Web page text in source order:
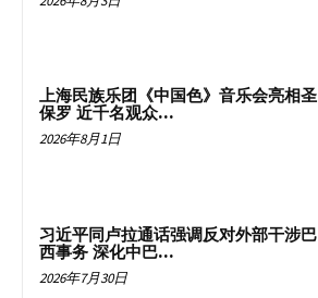
上海民族乐团《中国色》音乐会亮相圣
保罗 近千名观众...
2026年8月1日
习近平同卢拉通话强调反对外部干涉巴
西事务 深化中巴...
2026年7月30日